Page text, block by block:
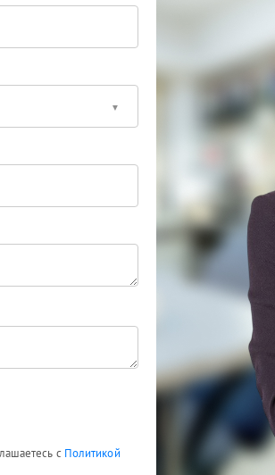
с Политикой